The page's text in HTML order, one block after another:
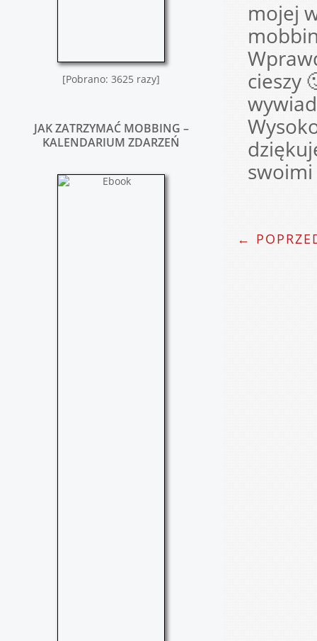
mojej
cieszy
←
[Pobrano: 3625 razy]
JAK ZATRZYMAĆ MOBBING –
KALENDARIUM ZDARZEŃ